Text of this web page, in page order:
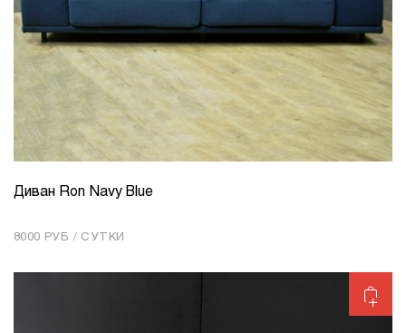
КОЛИЧЕСТВО 1
Диван Ron Navy Blue
8000 РУБ / СУТКИ